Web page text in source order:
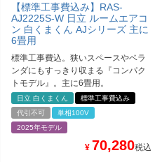
【標準工事費込み】RAS-
AJ2225S-W 日立 ルームエアコ
ン 白くまくん AJシリーズ 主に
6畳用
標準工事費込。狭いスペースやベラ
ンダにもすっきり収まる『コンパク
トモデル』。主に6畳用。
日立 白くまくん
標準工事費込み
代引不可
単相100V
2025年モデル
¥ 70,280税込